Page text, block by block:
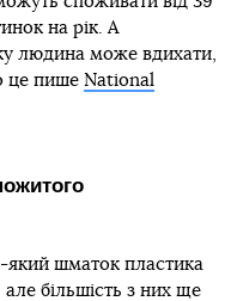
на рік. А
людина може вдихати,
це пише National
який шматок пластика
більшість з них ще